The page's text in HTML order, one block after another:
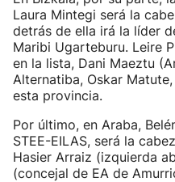
Laura Mintegi será la
detrás de ella irá la líder
Maribi Ugarteburu. Leire
en la lista, Dani Maeztu
Alternatiba, Oskar
esta provincia.
Por último, en Araba,
STEE-EILAS, será la
Hasier Arraiz (izquierda
(concejal de EA de